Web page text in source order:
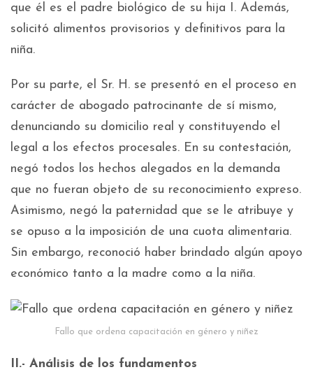
que él es el padre biológico de su hija I. Además,
solicitó alimentos provisorios y definitivos para la
niña.
Por su parte, el Sr. H. se presentó en el proceso en
carácter de abogado patrocinante de sí mismo,
denunciando su domicilio real y constituyendo el
legal a los efectos procesales. En su contestación,
negó todos los hechos alegados en la demanda
que no fueran objeto de su reconocimiento expreso.
Asimismo, negó la paternidad que se le atribuye y
se opuso a la imposición de una cuota alimentaria.
Sin embargo, reconoció haber brindado algún apoyo
económico tanto a la madre como a la niña.
Fallo que ordena capacitación en género y niñez
II.- Análisis de los fundamentos